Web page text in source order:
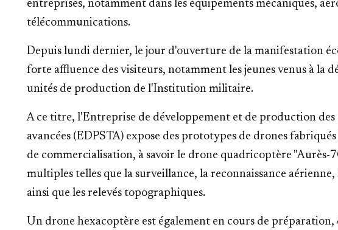
entreprises, notamment dans les équipements mécaniques,
télécommunications.
Depuis lundi dernier, le jour d'ouverture de la manifestation
forte affluence des visiteurs, notamment les jeunes venus à la
unités de production de l'Institution militaire.
A ce titre, l'Entreprise de développement et de production des
avancées (EDPSTA) expose des prototypes de drones
de commercialisation, à savoir le drone quadricoptère "Aurès-
multiples telles que la surveillance, la reconnaissance
ainsi que les relevés topographiques.
Un drone hexacoptère est également en cours de